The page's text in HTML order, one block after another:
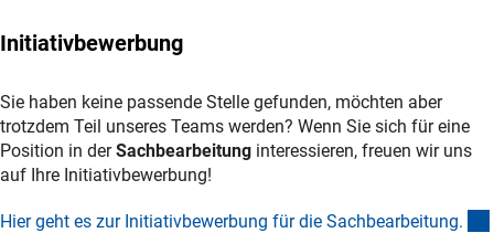
Initiativbewerbung
Sie haben keine passende Stelle gefunden, möchten aber
trotzdem Teil unseres Teams werden? Wenn Sie sich für eine
Position in derSachbearbeitung interessieren, freuen wir uns
auf Ihre Initiativbewerbung!
Hier geht es zur Initiativbewerbung für die Sachbearbeitung.